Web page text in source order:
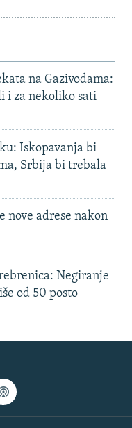
na Gazivodama:
i za nekoliko sati
Iskopavanja bi
Srbija bi trebala
nove adrese nakon
Negiranje
od 50 posto